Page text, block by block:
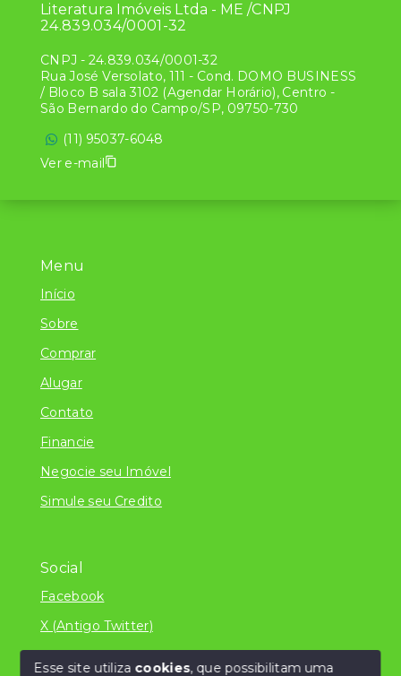
Menu
Início
Sobre
Comprar
Alugar
Contato
Financie
Negocie seu Imóvel
Simule seu Credito
Social
Facebook
X (Antigo Twitter)
Literatura Imóveis Ltda - ME /CNPJ
24.839.034/0001-32
CNPJ - 24.839.034/0001-32
Rua José Versolato, 111 - Cond. DOMO BUSINESS
/ Bloco B sala 3102 (Agendar Horário), Centro -
São Bernardo do Campo/SP, 09750-730
(11) 95037-6048
Ver e-mail
Esse site utiliza cookies, que possibilitam uma